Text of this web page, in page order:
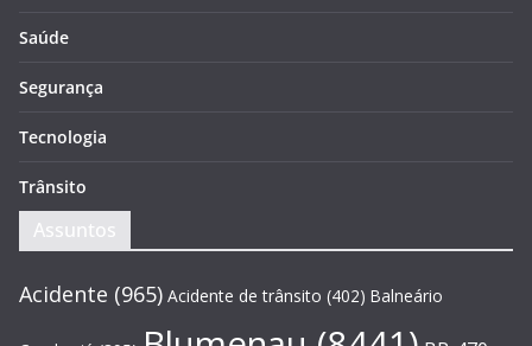
Saúde
Segurança
Tecnologia
Trânsito
Assuntos
Acidente (965) Acidente de trânsito (402) Balneário